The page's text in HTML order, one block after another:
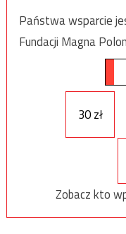
Państwa wsparcie
Fundacji Magna
30 zł
Zobacz kto